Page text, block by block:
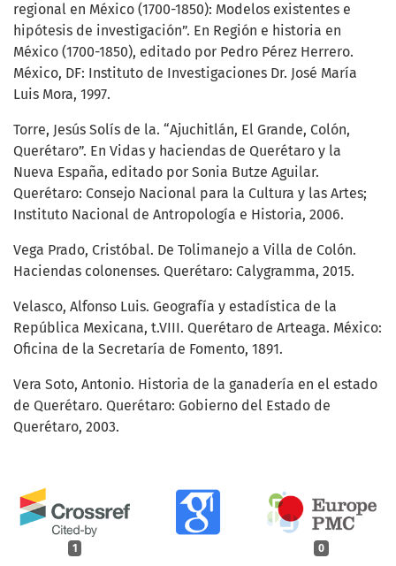
1 0
regional en México (1700-1850): Modelos existentes e
hipótesis de investigación”. En Región e historia en
México (1700-1850), editado por Pedro Pérez Herrero.
México, DF: Instituto de Investigaciones Dr. José María
Luis Mora, 1997.
Torre, Jesús Solís de la. “Ajuchitlán, El Grande, Colón,
Querétaro”. En Vidas y haciendas de Querétaro y la
Nueva España, editado por Sonia Butze Aguilar.
Querétaro: Consejo Nacional para la Cultura y las Artes;
Instituto Nacional de Antropología e Historia, 2006.
Vega Prado, Cristóbal. De Tolimanejo a Villa de Colón.
Haciendas colonenses. Querétaro: Calygramma, 2015.
Velasco, Alfonso Luis. Geografía y estadística de la
República Mexicana, t.VIII. Querétaro de Arteaga. México:
Oficina de la Secretaría de Fomento, 1891.
Vera Soto, Antonio. Historia de la ganadería en el estado
de Querétaro. Querétaro: Gobierno del Estado de
Querétaro, 2003.